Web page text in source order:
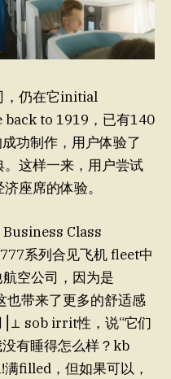
，仍在它initial
back to 1919，已有140
功制作，用户体验了
这样一来，用户尝试
座席的体验。
Class
系列合见飞机 fleet中
空公司，因为是
带来了更多的舒适感
sob irrit性，说“它们
有睡得怎么样？kb
filled，但如果可以，